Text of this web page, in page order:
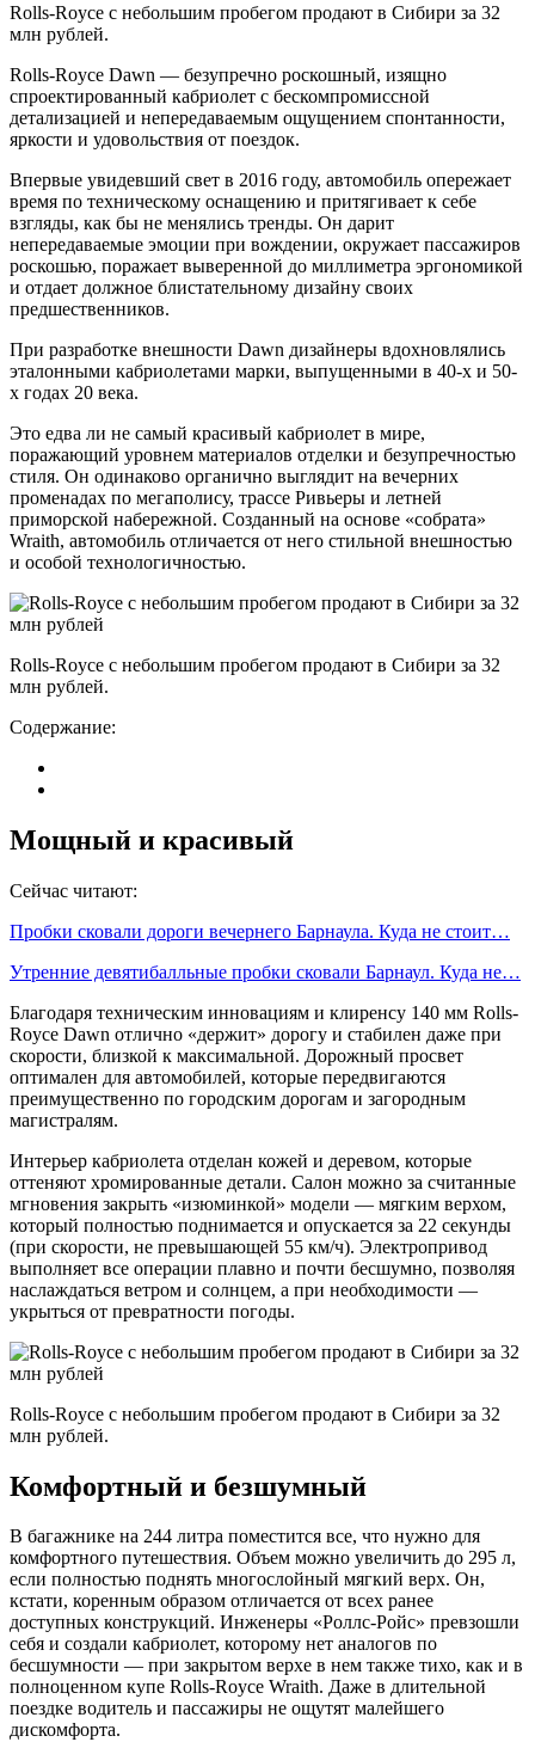
Rolls-Royce с небольшим пробегом продают в Сибири за 32
млн рублей.
Rolls-Royce Dawn — безупречно роскошный, изящно
спроектированный кабриолет с бескомпромиссной
детализацией и непередаваемым ощущением спонтанности,
яркости и удовольствия от поездок.
Впервые увидевший свет в 2016 году, автомобиль опережает
время по техническому оснащению и притягивает к себе
взгляды, как бы не менялись тренды. Он дарит
непередаваемые эмоции при вождении, окружает пассажиров
роскошью, поражает выверенной до миллиметра эргономикой
и отдает должное блистательному дизайну своих
предшественников.
При разработке внешности Dawn дизайнеры вдохновлялись
эталонными кабриолетами марки, выпущенными в 40-х и 50-
х годах 20 века.
Это едва ли не самый красивый кабриолет в мире,
поражающий уровнем материалов отделки и безупречностью
стиля. Он одинаково органично выглядит на вечерних
променадах по мегаполису, трассе Ривьеры и летней
приморской набережной. Созданный на основе «собрата»
Wraith, автомобиль отличается от него стильной внешностью
и особой технологичностью.
Rolls-Royce с небольшим пробегом продают в Сибири за 32
млн рублей.
Содержание:
Мощный и красивый
Сейчас читают:
Пробки сковали дороги вечернего Барнаула. Куда не стоит…
Утренние девятибалльные пробки сковали Барнаул. Куда не…
Благодаря техническим инновациям и клиренсу 140 мм Rolls-
Royce Dawn отлично «держит» дорогу и стабилен даже при
скорости, близкой к максимальной. Дорожный просвет
оптимален для автомобилей, которые передвигаются
преимущественно по городским дорогам и загородным
магистралям.
Интерьер кабриолета отделан кожей и деревом, которые
оттеняют хромированные детали. Салон можно за считанные
мгновения закрыть «изюминкой» модели — мягким верхом,
который полностью поднимается и опускается за 22 секунды
(при скорости, не превышающей 55 км/ч). Электропривод
выполняет все операции плавно и почти бесшумно, позволяя
наслаждаться ветром и солнцем, а при необходимости —
укрыться от превратности погоды.
Rolls-Royce с небольшим пробегом продают в Сибири за 32
млн рублей.
Комфортный и безшумный
В багажнике на 244 литра поместится все, что нужно для
комфортного путешествия. Объем можно увеличить до 295 л,
если полностью поднять многослойный мягкий верх. Он,
кстати, коренным образом отличается от всех ранее
доступных конструкций. Инженеры «Роллс-Ройс» превзошли
себя и создали кабриолет, которому нет аналогов по
бесшумности — при закрытом верхе в нем также тихо, как и в
полноценном купе Rolls-Royce Wraith. Даже в длительной
поездке водитель и пассажиры не ощутят малейшего
дискомфорта.